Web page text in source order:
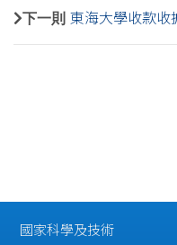
下一則 東海大學收款收
國家科學及技術